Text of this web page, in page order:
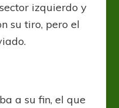
izquierdo y
su tiro, pero el
a su fin, el que